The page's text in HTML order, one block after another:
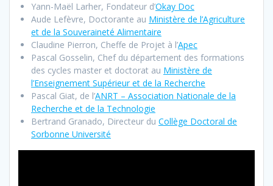
Yann-Maël Larher, Fondateur d’Okay Doc
Aude Lefèvre, Doctorante au Ministère de l’Agriculture
et de la Souveraineté Alimentaire
Claudine Pierron, Cheffe de Projet à l’Apec
Pascal Gosselin, Chef du département des formations
des cycles master et doctorat au Ministère de
l’Enseignement Supérieur et de la Recherche
Pascal Giat, de l’ANRT – Association Nationale de la
Recherche et de la Technologie
Bertrand Granado, Directeur du Collège Doctoral de
Sorbonne Université